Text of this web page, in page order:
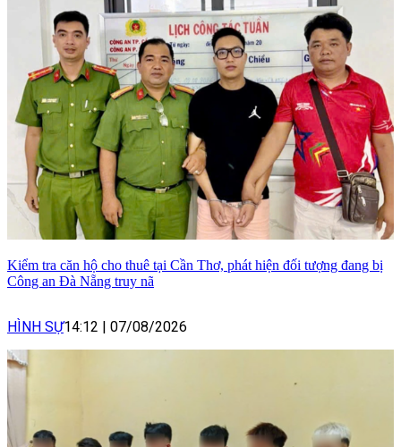
Kiểm tra căn hộ cho thuê tại Cần Thơ, phát hiện đối tượng đang bị
Công an Đà Nẵng truy nã
HÌNH SỰ14:12 07/08/2026